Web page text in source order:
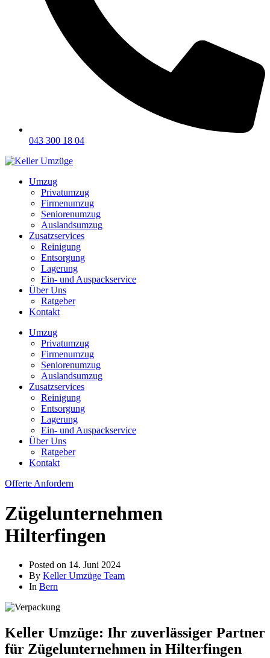
043 300 18 04
Umzug
Privatumzug
Firmenumzug
Seniorenumzug
Auslandsumzug
Zusatzservices
Reinigung
Entsorgung
Lagerung
Ein- und Auspackservice
Über Uns
Ratgeber
Kontakt
Umzug
Privatumzug
Firmenumzug
Seniorenumzug
Auslandsumzug
Zusatzservices
Reinigung
Entsorgung
Lagerung
Ein- und Auspackservice
Über Uns
Ratgeber
Kontakt
Offerte Anfordern
Zügelunternehmen
Hilterfingen
Posted on 14. Juni 2024
By Keller Umzüge Team
In Bern
Keller Umzüge: Ihr zuverlässiger Partner
für Zügelunternehmen in Hilterfingen